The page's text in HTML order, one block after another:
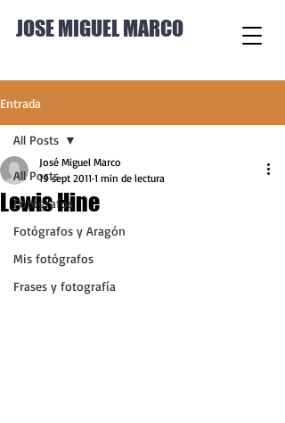
JOSE MIGUEL MARCO
Entrada
All Posts
Fotógrafos
Fotógrafos y Aragón
Mis fotógrafos
Frases y fotografía
All Posts
Lewis Hine
José Miguel Marco
19 sept 2011 1 min de lectura